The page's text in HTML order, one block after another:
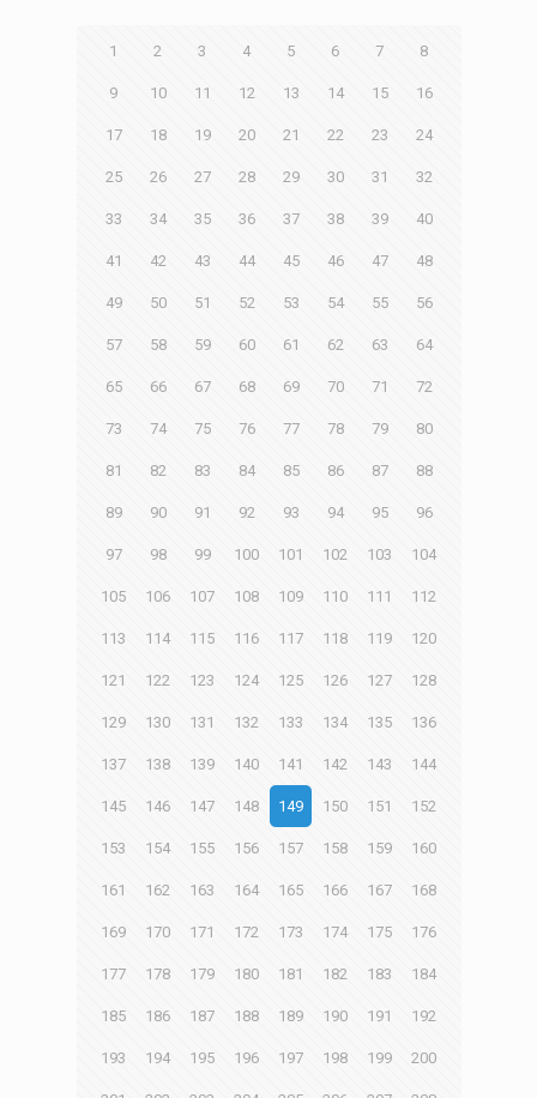
1 2 3 4 5 6 7 8
9 10 11 12 13 14 15 16
17 18 19 20 21 22 23 24
25 26 27 28 29 30 31 32
33 34 35 36 37 38 39 40
41 42 43 44 45 46 47 48
49 50 51 52 53 54 55 56
57 58 59 60 61 62 63 64
65 66 67 68 69 70 71 72
73 74 75 76 77 78 79 80
81 82 83 84 85 86 87 88
89 90 91 92 93 94 95 96
97 98 99 100 101 102 103 104
105 106 107 108 109 110 111 112
113 114 115 116 117 118 119 120
121 122 123 124 125 126 127 128
129 130 131 132 133 134 135 136
137 138 139 140 141 142 143 144
145 146 147 148 149 150 151 152
153 154 155 156 157 158 159 160
161 162 163 164 165 166 167 168
169 170 171 172 173 174 175 176
177 178 179 180 181 182 183 184
185 186 187 188 189 190 191 192
193 194 195 196 197 198 199 200